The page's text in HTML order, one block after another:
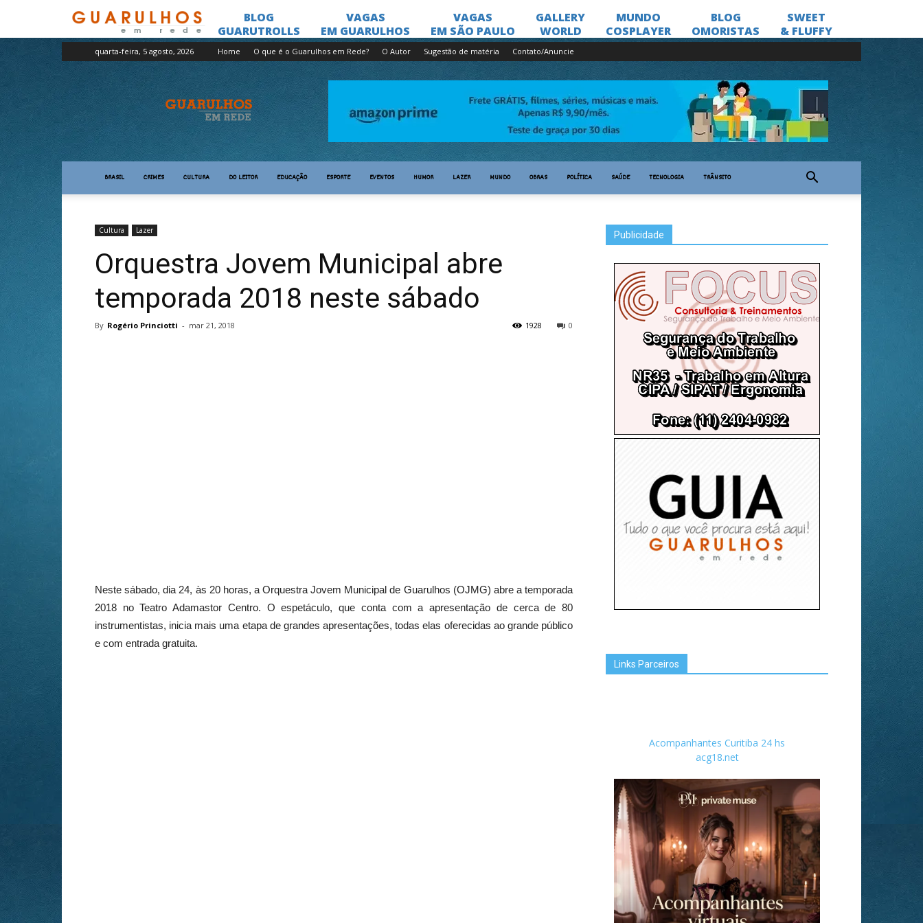
quarta-feira, 5 agosto, 2026 Home O que é o Guarulhos em Rede? O Autor Sugestão de matéria Contato/Anuncie
Guarulhos
em
Rede
BRASIL CRIMES CULTURA DO LEITOR EDUCAÇÃO ESPORTE EVENTOS HUMOR LAZER MUNDO OBRAS POLÍTICA SAÚDE TECNOLOGIA TRÂNSITO
Cultura Lazer
Orquestra Jovem Municipal abre
temporada 2018 neste sábado
By Rogério Princiotti - mar 21, 2018 0
1928
Nestesábado, dia 24, às 20 horas, a Orquestra Jovem Municipal de Guarulhos (OJMG) abre a temporada
2018 no Teatro Adamastor Centro. O espetáculo, que conta com a apresentação de cerca de 80
instrumentistas, inicia mais uma etapa de grandes apresentações, todas elas oferecidas ao grande público
e com entrada gratuita.
Publicidade
Links Parceiros
Acompanhantes Curitiba 24 hs
acg18.net